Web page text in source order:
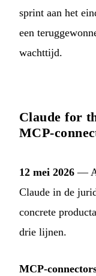
sprint aan het
een
wachttijd.
Claude for
MCP-
12 mei 2026 —
Claude in de
concrete
drie lijnen.
MCP-